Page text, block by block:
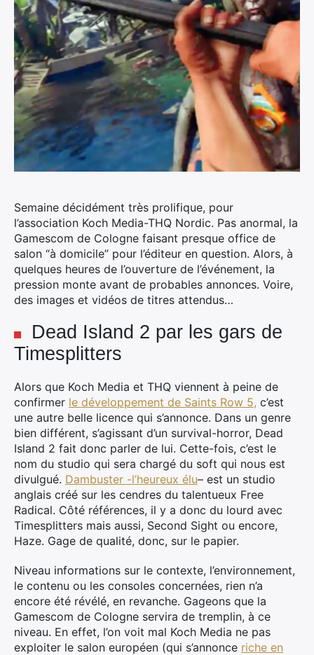
Semaine décidément très prolifique, pour
l’association Koch Media-THQ Nordic. Pas anormal, la
Gamescom de Cologne faisant presque office de
salon “à domicile” pour l’éditeur en question. Alors, à
quelques heures de l’ouverture de l’événement, la
pression monte avant de probables annonces. Voire,
des images et vidéos de titres attendus…
Dead Island 2 par les gars de
Timesplitters
Alors que Koch Media et THQ viennent à peine de
confirmer le développement de Saints Row 5, c’est
une autre belle licence qui s’annonce. Dans un genre
bien différent, s’agissant d’un survival-horror, Dead
Island 2 fait donc parler de lui. Cette-fois, c’est le
nom du studio qui sera chargé du soft qui nous est
divulgué. Dambuster -l’heureux élu– est un studio
anglais créé sur les cendres du talentueux Free
Radical. Côté références, il y a donc du lourd avec
Timesplitters mais aussi, Second Sight ou encore,
Haze. Gage de qualité, donc, sur le papier.
Niveau informations sur le contexte, l’environnement,
le contenu ou les consoles concernées, rien n’a
encore été révélé, en revanche. Gageons que la
Gamescom de Cologne servira de tremplin, à ce
niveau. En effet, l’on voit mal Koch Media ne pas
exploiter le salon européen (qui s’annonce riche en